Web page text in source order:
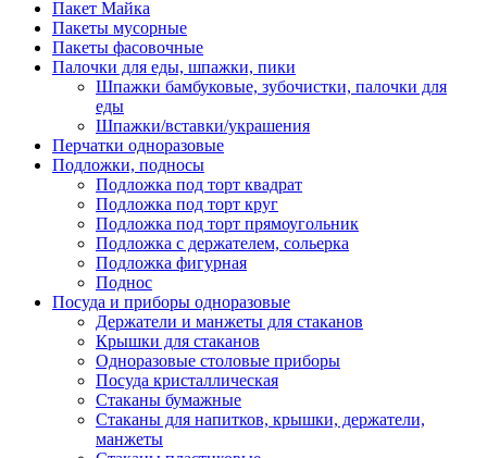
Пакет Майка
Пакеты мусорные
Пакеты фасовочные
Палочки для еды, шпажки, пики
Шпажки бамбуковые, зубочистки, палочки для
еды
Шпажки/вставки/украшения
Перчатки одноразовые
Подложки, подносы
Подложка под торт квадрат
Подложка под торт круг
Подложка под торт прямоугольник
Подложка с держателем, сольерка
Подложка фигурная
Поднос
Посуда и приборы одноразовые
Держатели и манжеты для стаканов
Крышки для стаканов
Одноразовые столовые приборы
Посуда кристаллическая
Стаканы бумажные
Стаканы для напитков, крышки, держатели,
манжеты